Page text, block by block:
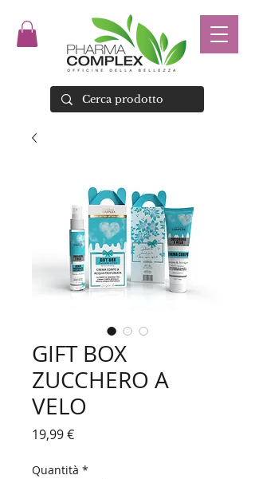
GIFT BOX
ZUCCHERO A
VELO
19,99 €Prezzo
Quantità *